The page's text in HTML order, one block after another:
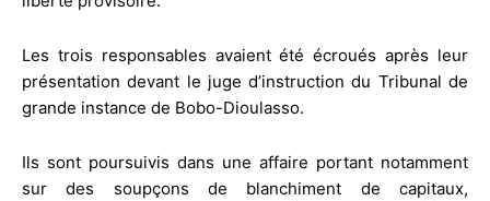
Les trois responsables avaient été écroués après leur
présentation devant le juge d’instruction du Tribunal de
grande instance de Bobo-Dioulasso.
Ils sont poursuivis dans une affaire portant notamment
sur des soupçons de blanchiment de capitaux,